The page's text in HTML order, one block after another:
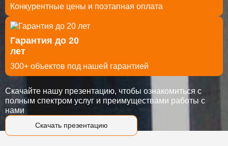
Конкурентные цены и поэтапная оплата
Гарантия до 20
лет
300+ объектов под нашей гарантией
Скачать презентацию
Скачайте нашу презентацию, чтобы ознакомиться с
полным спектром услуг и преимуществами работы с
нами